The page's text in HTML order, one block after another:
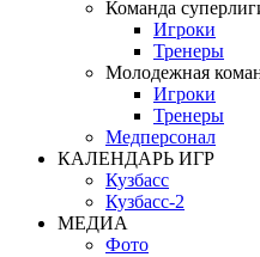
Команда
Игроки
Тренеры
Молодежная
Игроки
Тренеры
Медперсонал
КАЛЕНДАРЬ ИГР
Кузбасс
Кузбасс-2
МЕДИА
Фото